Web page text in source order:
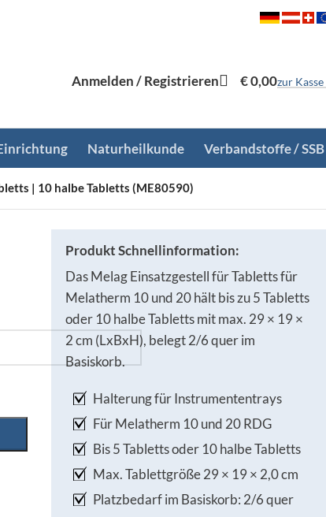
Anmelden / Registrieren €0,00zur Kasse
Naturheilkunde Verbandstoffe / SSB
| 10 halbe Tabletts (ME80590)
Produkt Schnellinformation:
Das Melag Einsatzgestell für Tabletts für
Melatherm 10 und 20 hält bis zu 5 Tabletts
oder 10 halbe Tabletts mit max. 29 × 19 ×
2 cm (LxBxH), belegt 2/6 quer im
Basiskorb.
Halterung für Instrumententrays
Für Melatherm 10 und 20 RDG
Bis 5 Tabletts oder 10 halbe Tabletts
Max. Tablettgröße 29 × 19 × 2,0 cm
Platzbedarf im Basiskorb: 2/6 quer